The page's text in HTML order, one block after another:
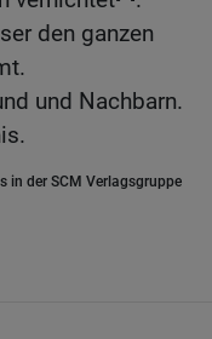
den ganzen
und Nachbarn.
in der SCM Verlagsgruppe